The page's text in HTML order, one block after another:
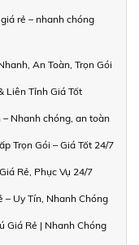
rẻ – nhanh chóng
An Toàn, Trọn Gói
Liên Tỉnh Giá Tốt
Nhanh chóng, an toàn
Trọn Gói – Giá Tốt 24/7
Rẻ, Phục Vụ 24/7
– Uy Tín, Nhanh Chóng
Giá Rẻ | Nhanh Chóng